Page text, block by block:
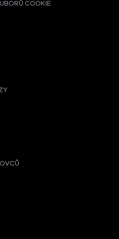
COOKIE